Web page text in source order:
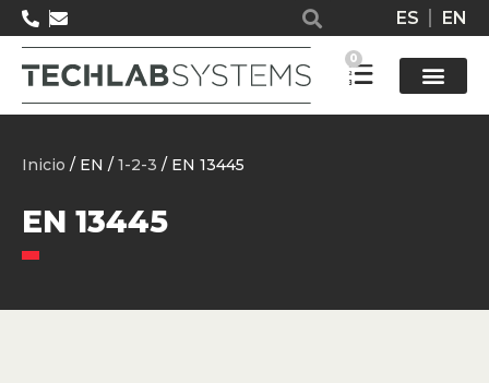
ES EN
0
Inicio / EN / 1-2-3 / EN 13445
EN 13445